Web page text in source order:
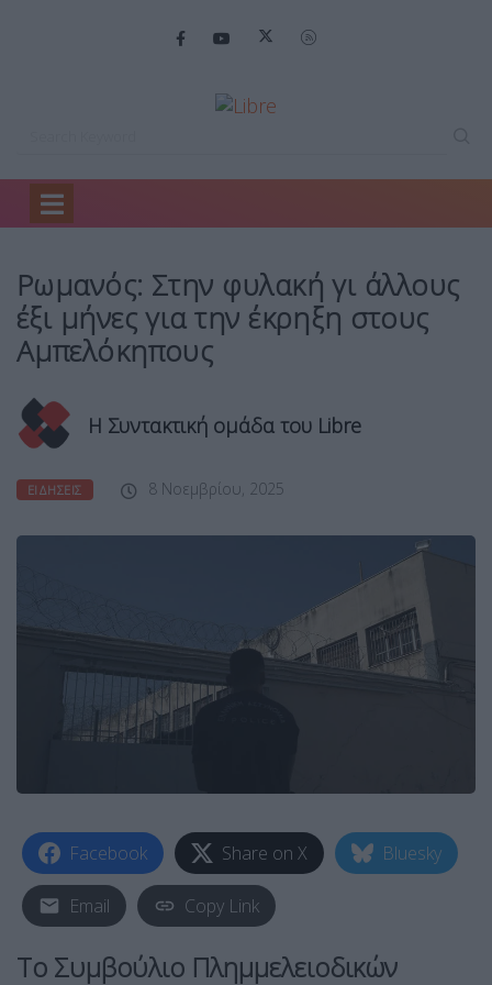
Home
Ρωμανός: Στην φυλακή γι άλλους
έξι μήνες για την έκρηξη στους
Αμπελόκηπους
Η Συντακτική ομάδα του Libre
ΕΙΔΉΣΕΙΣ 8 Νοεμβρίου, 2025
Facebook Share on X Bluesky
Email Copy Link
Το Συμβούλιο Πλημμελειοδικών